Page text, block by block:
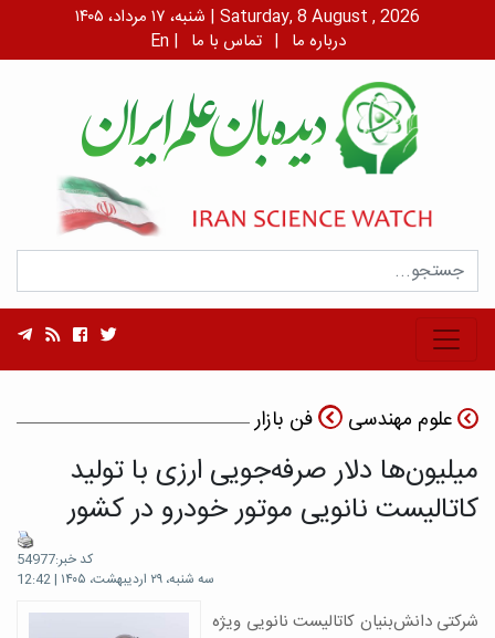
شنبه، ۱۷ مرداد، ۱۴۰۵ | Saturday, 8 August , 2026
En | درباره ما | تماس با ما
علوم مهندسی فن بازار
میلیون‌ها دلار صرفه‌جویی ارزی با تولید
کاتالیست نانویی موتور خودرو در کشور
کد خبر:54977
سه شنبه، ۲۹ اردیبهشت، ۱۴۰۵ | 12:42
شرکتی دانش‌بنیان کاتالیست نانویی ویژه